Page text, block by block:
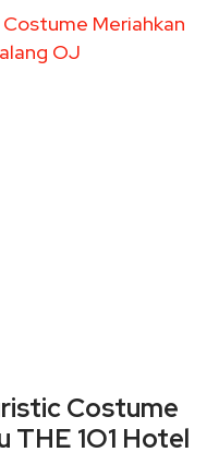
Costume
THE 1O1 Hotel